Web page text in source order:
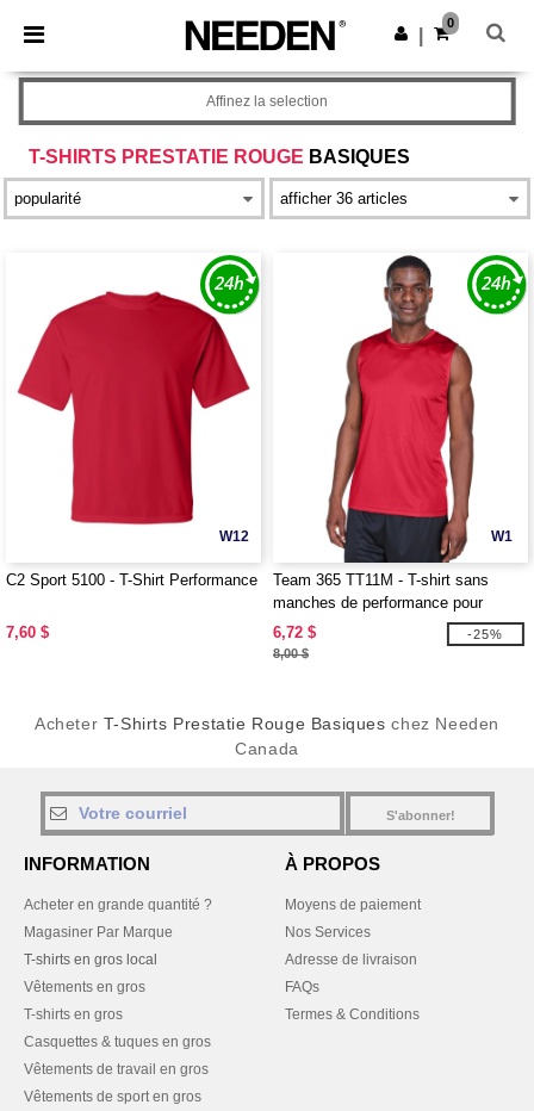
× Appli Needen
Meilleurs prix sur l’app !
Obtenir l'appli
0
T-SHIRTS PRESTATIE ROUGE BASIQUES
Affinez la selection
W12
C2 Sport 5100 - T-Shirt Performance
7,60 $
W1
Team 365 TT11M - T-shirt sans
manches de performance pour
hommes
6,72 $
8,00 $
-25%
Acheter T-Shirts Prestatie Rouge Basiques chez Needen
Canada
S'abonner!
INFORMATION
Acheter en grande quantité ?
Magasiner Par Marque
T-shirts en gros local
Vêtements en gros
T-shirts en gros
Casquettes & tuques en gros
Vêtements de travail en gros
Vêtements de sport en gros
À PROPOS
Moyens de paiement
Nos Services
Adresse de livraison
FAQs
Termes & Conditions